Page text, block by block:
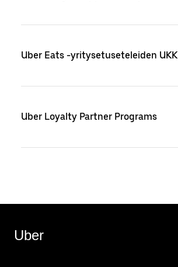
Uber Eats -yritysetuseteleiden UKK
Uber Loyalty Partner Programs
Uber